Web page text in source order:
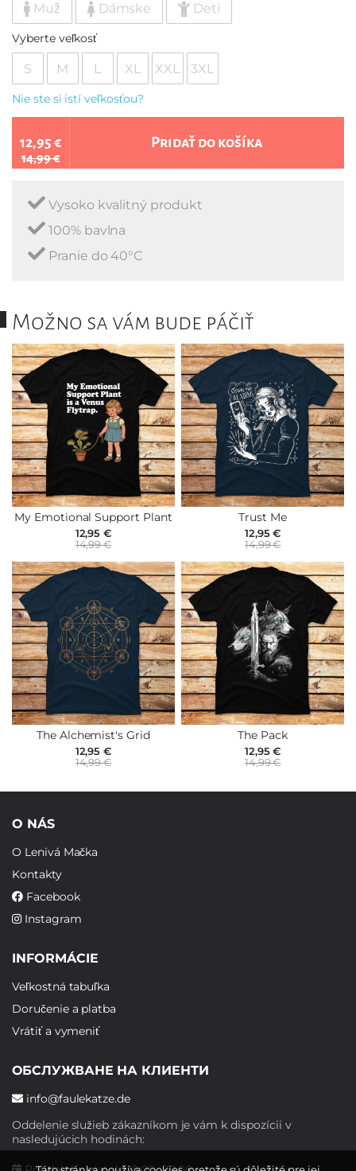
Muž Dámske Deti
Vyberte veľkosť
S M L XL XXL 3XL
Nie ste si istí veľkosťou?
12,95 €
14,99 €
Pridať do košíka
Vysoko kvalitný produkt
100% bavlna
Pranie do 40°C
Možno sa vám bude páčiť
My Emotional Support Plant
12,95 €
14,99 €
Trust Me
12,95 €
14,99 €
The Alchemist's Grid
12,95 €
14,99 €
The Pack
12,95 €
14,99 €
O NÁS
O Lenivá Mačka
Kontakty
Facebook
Instagram
INFORMÁCIE
Veľkostná tabuľka
Doručenie a platba
Vrátiť a vymeniť
ОБСЛУЖВАНЕ НА КЛИЕНТИ
info@faulekatze.de
Oddelenie služieb zákazníkom je vám k dispozícii v
nasledujúcich hodinách: